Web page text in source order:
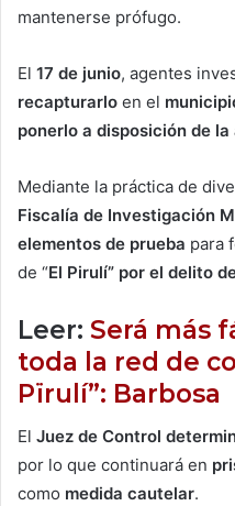
mantenerse prófugo.
El 17 de junio, agentes
recapturarlo en el
ponerlo a disposición de
Mediante la práctica de
Fiscalía de Investigación
elementos de prueba para
de “El Pirulí” por el delito
Leer: Será más
toda la red de
Pïrulí”: Barbosa
El Juez de Control
por lo que continuará en
como medida cautelar.